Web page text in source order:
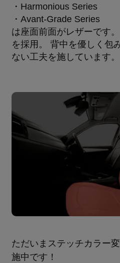
・Harmonious Series
・Avant-Grade Series
は座面前面がレザーです
を採用。 背中を優しく包
ない工夫を施しています。
ただいまステッチカラー
施中です！